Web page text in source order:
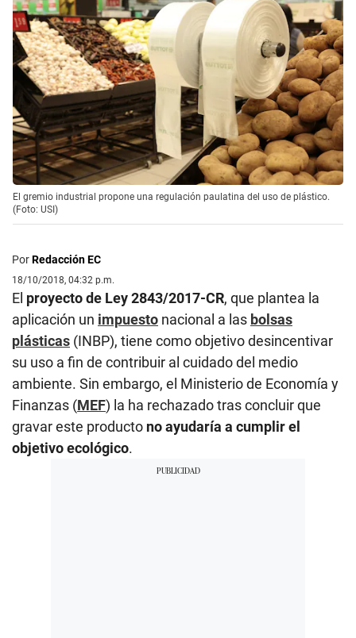
El gremio industrial propone una regulación paulatina del uso de plástico.
(Foto: USI)
PorRedacción EC
18/10/2018, 04:32 p.m.
El proyecto de Ley 2843/2017-CR, que plantea la
aplicación un impuesto nacional a las bolsas
plásticas (INBP), tiene como objetivo desincentivar
su uso a fin de contribuir al cuidado del medio
ambiente. Sin embargo, el Ministerio de Economía y
Finanzas (MEF) la ha rechazado tras concluir que
gravar este producto no ayudaría a cumplir el
objetivo ecológico.